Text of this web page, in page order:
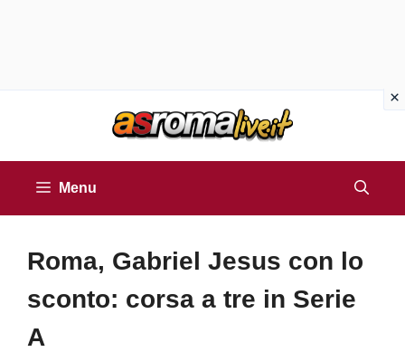
Menu
Roma, Gabriel Jesus con lo
sconto: corsa a tre in Serie
A